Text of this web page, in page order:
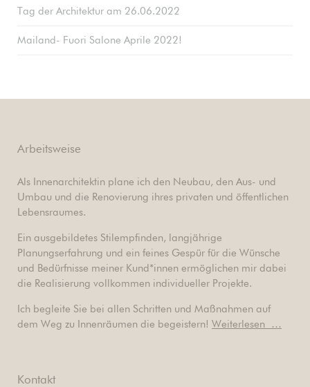
Tag der Architektur am 26.06.2022
Mailand- Fuori Salone Aprile 2022!
Arbeitsweise
Als Innenarchitektin plane ich den Neubau, den Aus- und
Umbau und die Renovierung ihres privaten und öffentlichen
Lebensraumes.
Ein ausgebildetes Stilempfinden, langjährige
Planungserfahrung und ein feines Gespür für die Wünsche
und Bedürfnisse meiner Kund*innen ermöglichen mir dabei
die Realisierung vollkommen individueller Projekte.
Ich begleite Sie bei allen Schritten und Maßnahmen auf
dem Weg zu Innenräumen die begeistern! Weiterlesen …
Kontakt